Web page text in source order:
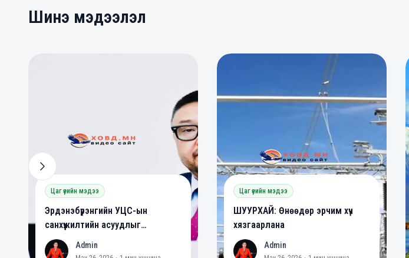
Шинэ мэдээлэл
Цаг үеийн мэдээ
Эрдэнэбүрэнгийн УЦС-ын
санхүүжилтийн асуудлыг
шийдвэрлэлээ
A
Admin
Цаг үеийн мэдээ
ШУУРХАЙ: Өнөөдөр эрчим хүч
хязгаарлана
A Admin